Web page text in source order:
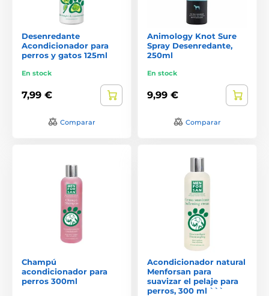
Desenredante
Acondicionador para
perros y gatos 125ml
En stock
7,99 €
Comparar
Animology Knot Sure
Spray Desenredante,
250ml
En stock
9,99 €
Comparar
Champú
acondicionador para
perros 300ml
Acondicionador natural
Menforsan para
suavizar el pelaje para
perros, 300 ml ```